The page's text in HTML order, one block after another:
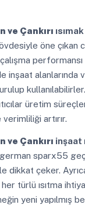
ve Çankırı
öne çıkan
inşaat alanlarında
üretim
artırır.
ve Çankırı inşaat
sparx55
ile dikkat çeker.
türlü ısıtma
yeni yapılmış